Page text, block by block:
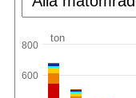
ton
600
800